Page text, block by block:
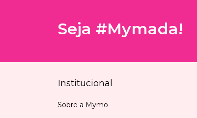
Seja #Mymada!
Institucional
Sobre a Mymo